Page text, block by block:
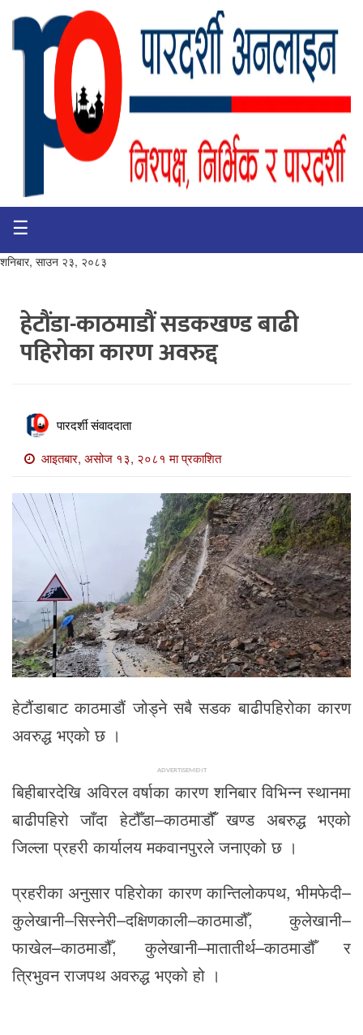
गृहपृष्ठ
भिडियो
खबर
समाचार
खबर
माडी
खबर
विविध
☰
शनिबार, साउन २३, २०८३
हेटौंडा-काठमाडौं सडकखण्ड बाढी
पहिरोका कारण अवरुद्द
पारदर्शी संवाददाता
आइतबार, असोज १३, २०८१ मा प्रकाशित
हेटौंडाबाट काठमाडौं जोड्ने सबै सडक बाढीपहिरोका कारण
अवरुद्ध भएको छ ।
ADVERTISEMENT
बिहीबारदेखि अविरल वर्षाका कारण शनिबार विभिन्न स्थानमा
बाढीपहिरो जाँदा हेटौँडा–काठमाडौँं खण्ड अबरुद्ध भएको
जिल्ला प्रहरी कार्यालय मकवानपुरले जनाएको छ ।
प्रहरीका अनुसार पहिरोका कारण कान्तिलोकपथ, भीमफेदी–
कुलेखानी–सिस्नेरी–दक्षिणकाली–काठमाडौँ, कुलेखानी–
फाखेल–काठमाडौँ, कुलेखानी–मातातीर्थ–काठमाडौँ र
त्रिभुवन राजपथ अवरुद्ध भएको हो ।